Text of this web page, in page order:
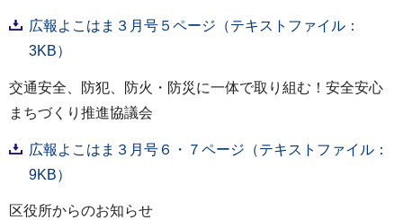
広報よこはま３月号５ページ（テキストファイル：
3KB）
交通安全、防犯、防火・防災に一体で取り組む！安全安心
まちづくり推進協議会
広報よこはま３月号６・７ページ（テキストファイル：
9KB）
区役所からのお知らせ